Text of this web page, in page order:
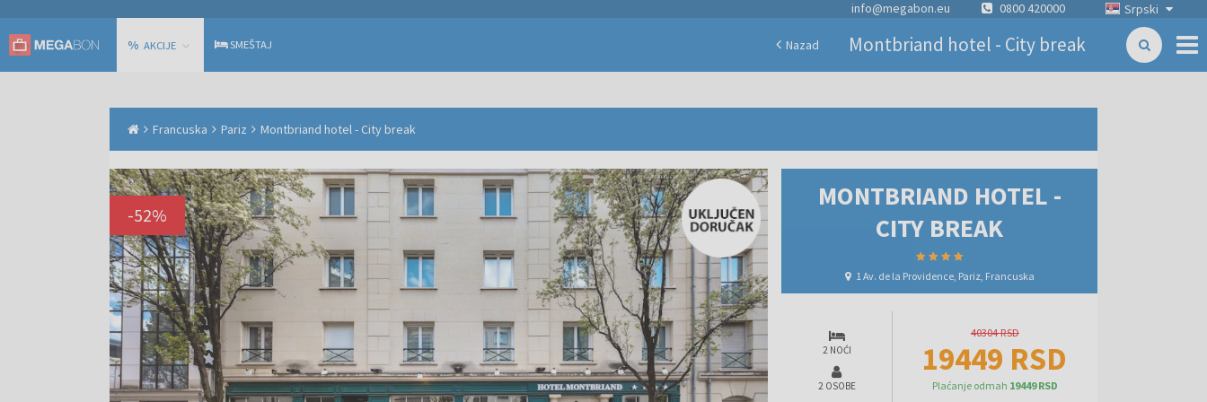
Srpski
info@megabon.eu 0800 420000
% AKCIJE SMEŠTAJ Nazad Montbriand hotel - City break
Francuska Pariz Montbriand hotel - City break
MONTBRIAND HOTEL -
CITY BREAK
1 Av. de la Providence, Pariz, Francuska
2 NOĆI
2 OSOBE
40304 RSD
19449 RSD
Plaćanje odmah 19449 RSD
-52%